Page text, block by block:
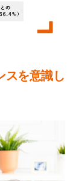
スを意識し